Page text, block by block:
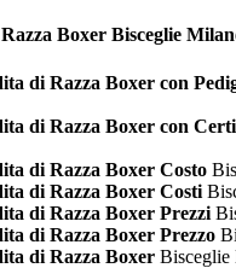
Boxer Bisceglie
di Razza Boxer con
di Razza Boxer con
di Razza Boxer Costo
di Razza Boxer Costi
di Razza Boxer Prezzi
di Razza Boxer Prezzo
di Razza Boxer Bisceglie